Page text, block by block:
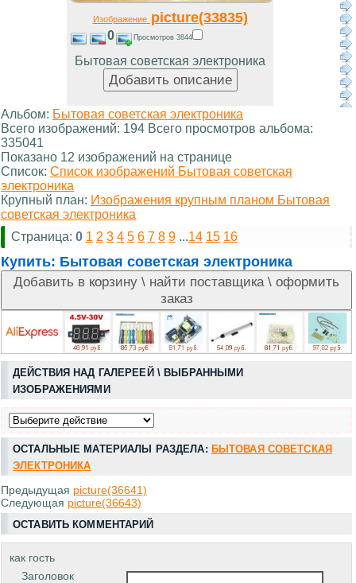
Изображениеpicture(33835)
0 Просмотров 3844
Бытовая советская электроника
Альбом: Бытовая советская электроника
Всего изображений: 194 Всего просмотров альбома:
335041
Показано 12 изображений на странице
Список: Список изображений Бытовая советская
электроника
Крупный план: Изображения крупным планом Бытовая
советская электроника
Страница: 0 1 2 3 4 5 6 7 8 9 ...14 15 16
Купить: Бытовая советская электроника
ДЕЙСТВИЯ НАД ГАЛЕРЕЕЙ \ ВЫБРАННЫМИ
ИЗОБРАЖЕНИЯМИ
ОСТАЛЬНЫЕ МАТЕРИАЛЫ РАЗДЕЛА: БЫТОВАЯ СОВЕТСКАЯ
ЭЛЕКТРОНИКА
Предыдущая picture(36641)
Следующая picture(36643)
ОСТАВИТЬ КОММЕНТАРИЙ
как гость
Заголовок